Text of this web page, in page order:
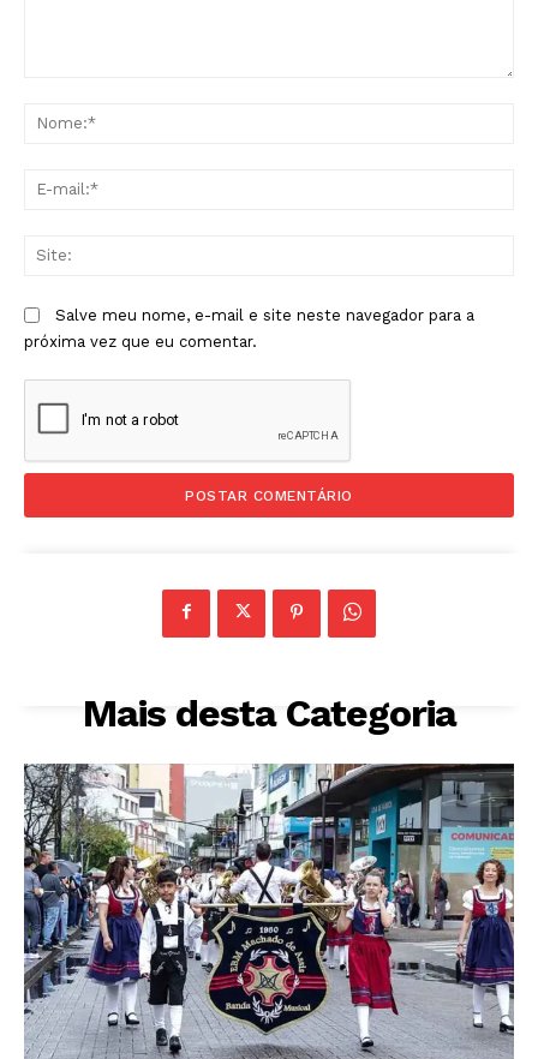
Salve meu nome, e-mail e site neste navegador para a
próxima vez que eu comentar.
Mais desta Categoria